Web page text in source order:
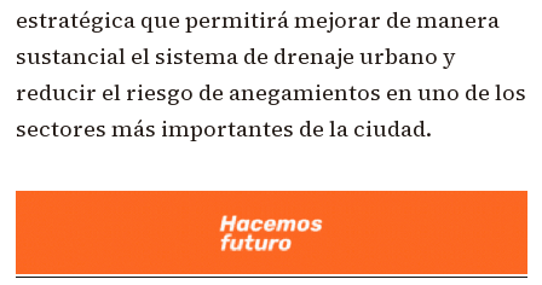
estratégica que permitirá mejorar de manera
sustancial el sistema de drenaje urbano y
reducir el riesgo de anegamientos en uno de los
sectores más importantes de la ciudad.